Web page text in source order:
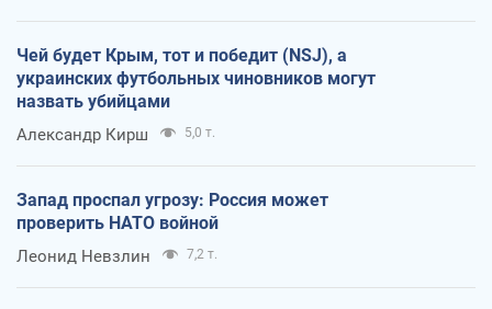
Чей будет Крым, тот и победит (NSJ), а
украинских футбольных чиновников могут
назвать убийцами
Александр Кирш 5,0 т.
Запад проспал угрозу: Россия может
проверить НАТО войной
Леонид Невзлин 7,2 т.